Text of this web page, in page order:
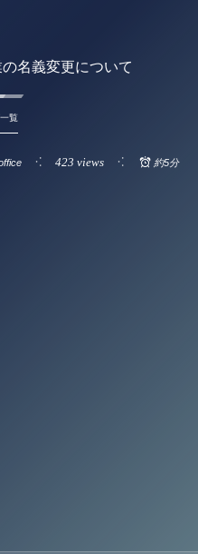
名義変更について
覧
423 views 約5分